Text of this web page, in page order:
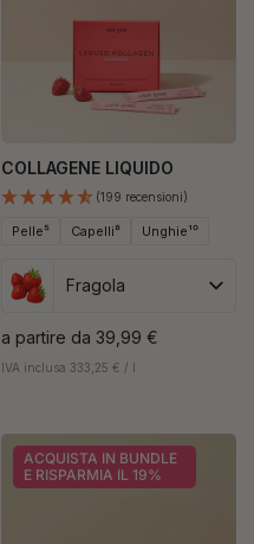
COLLAGENE LIQUIDO
(199 recensioni)
Pelle⁵ Capelli⁸ Unghie¹⁰
Fragola
a partire da 39,99 €
IVA inclusa 333,25 € / l
ACQUISTA IN BUNDLE
E RISPARMIA IL 19%